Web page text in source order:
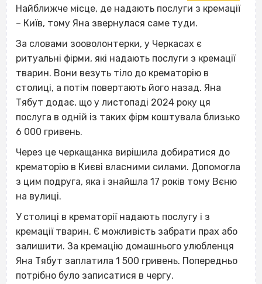
Найближче місце, де надають послуги з кремації
– Київ, тому Яна звернулася саме туди.
За словами зооволонтерки, у Черкасах є
ритуальні фірми, які надають послуги з кремації
тварин. Вони везуть тіло до крематорію в
столиці, а потім повертають його назад. Яна
Тябут додає, що у листопаді 2024 року ця
послуга в одній із таких фірм коштувала близько
6 000 гривень.
Через це черкащанка вирішила добиратися до
крематорію в Києві власними силами. Допомогла
з цим подруга, яка і знайшла 17 років тому Вєню
на вулиці.
У столиці в крематорії надають послугу і з
кремації тварин. Є можливість забрати прах або
залишити. За кремацію домашнього улюбленця
Яна Тябут заплатила 1 500 гривень. Попередньо
потрібно було записатися в чергу.